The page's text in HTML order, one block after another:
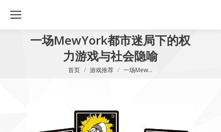
一场MewYork都市迷局下的权
力游戏与社会隐喻
您在这里：
首页 游戏推荐 一场Mew…